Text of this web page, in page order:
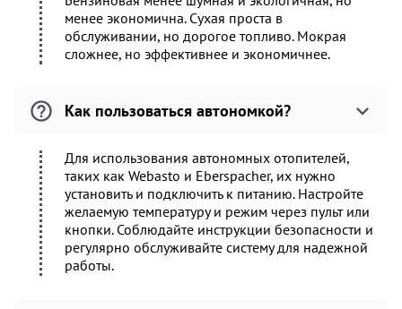
менее экономична. Сухая проста в
обслуживании, но дорогое топливо. Мокрая
сложнее, но эффективнее и экономичнее.
Как пользоваться автономкой?
Для использования автономных отопителей,
таких как Webasto и Eberspacher, их нужно
установить и подключить к питанию. Настройте
желаемую температуру и режим через пульт или
кнопки. Соблюдайте инструкции безопасности и
регулярно обслуживайте систему для надежной
работы.